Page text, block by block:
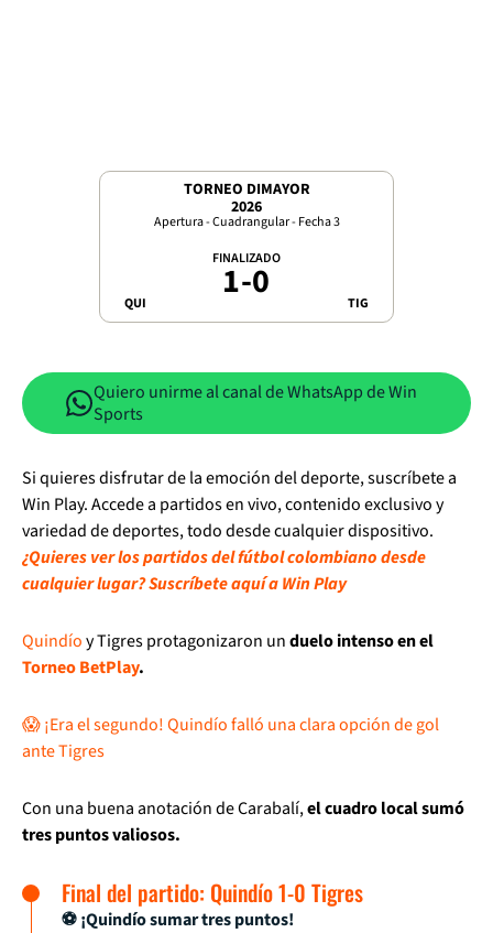
TORNEO DIMAYOR
2026
Apertura - Cuadrangular - Fecha 3
QUI
FINALIZADO
1-0 TIG
Quiero unirme al canal de WhatsApp de Win
Sports
Si quieres disfrutar de la emoción del deporte, suscríbete a
Win Play. Accede a partidos en vivo, contenido exclusivo y
variedad de deportes, todo desde cualquier dispositivo.
¿Quieres ver los partidos del fútbol colombiano desde
cualquier lugar? Suscríbete aquí a Win Play
Quindíoy Tigres protagonizaron unduelo intenso en el
Torneo BetPlay.
😱 ¡Era el segundo! Quindío falló una clara opción de gol
ante Tigres
Con una buena anotación de Carabalí,el cuadro local sumó
tres puntos valiosos.
Final del partido: Quindío 1-0 Tigres
⚽ ¡Quindío sumar tres puntos!